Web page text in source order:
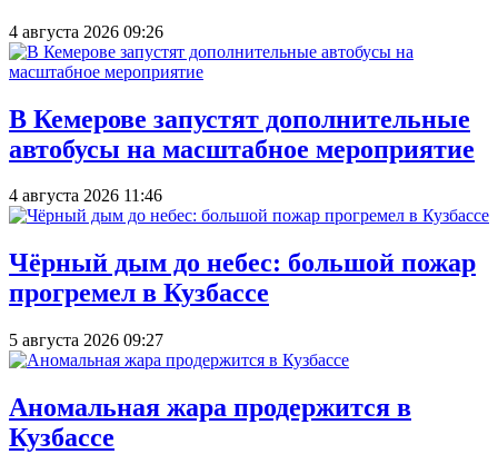
4 августа 2026 09:26
В Кемерове запустят дополнительные
автобусы на масштабное мероприятие
4 августа 2026 11:46
Чёрный дым до небес: большой пожар
прогремел в Кузбассе
5 августа 2026 09:27
Аномальная жара продержится в
Кузбассе